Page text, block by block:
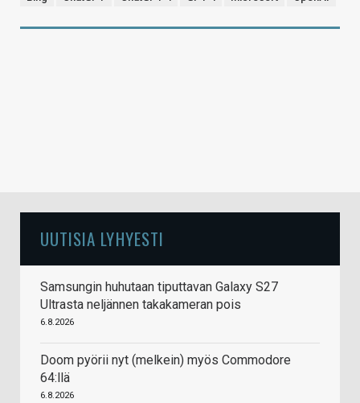
UUTISIA LYHYESTI
Samsungin huhutaan tiputtavan Galaxy S27
Ultrasta neljännen takakameran pois
6.8.2026
Doom pyörii nyt (melkein) myös Commodore
64:llä
6.8.2026